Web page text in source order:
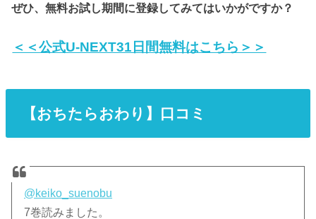
ぜひ、無料お試し期間に登録してみてはいかがですか？
＜＜公式U-NEXT31日間無料はこちら＞＞
【おちたらおわり】口コミ
@keiko_suenobu
7巻読みました。